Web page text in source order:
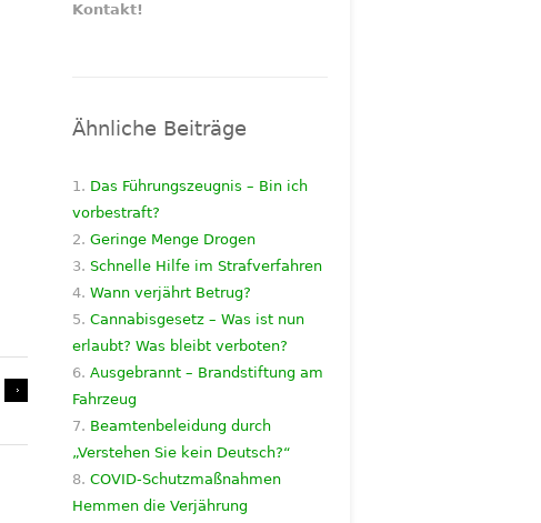
Kontakt!
Ähnliche Beiträge
Das Führungszeugnis – Bin ich
vorbestraft?
Geringe Menge Drogen
Schnelle Hilfe im Strafverfahren
Wann verjährt Betrug?
Cannabisgesetz – Was ist nun
erlaubt? Was bleibt verboten?
Ausgebrannt – Brandstiftung am
Fahrzeug
Beamtenbeleidung durch
„Verstehen Sie kein Deutsch?“
COVID-Schutzmaßnahmen
Hemmen die Verjährung